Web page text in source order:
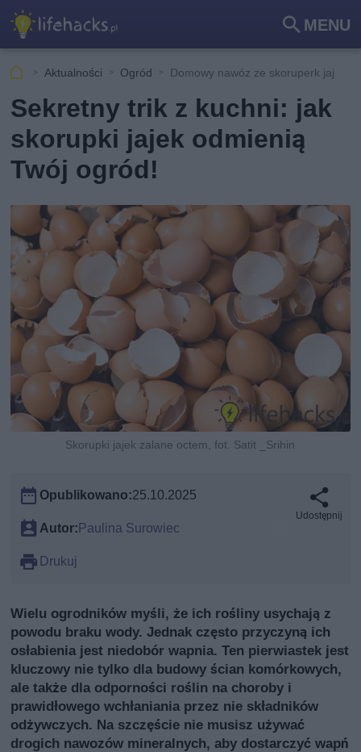
MENU
Szu
Aktualności Ogród Domowy nawóz ze skoruperk jaj
Sekretny trik z kuchni: jak
skorupki jajek odmienią
Twój ogród!
Skorupki jajek zalane octem, fot. Satit _Srihin
Opublikowano:25.10.2025
Autor:Paulina Surowiec
Drukuj
Udostępnij
Wielu ogrodników myśli, że ich rośliny usychają z
powodu braku wody. Jednak często przyczyną ich
osłabienia jest niedobór wapnia. Ten pierwiastek jest
kluczowy nie tylko dla budowy ścian komórkowych,
ale także dla odporności roślin na choroby i
prawidłowego wchłaniania przez nie składników
odżywczych. Na szczęście nie musisz używać
drogich nawozów mineralnych, aby dostarczyć wapń